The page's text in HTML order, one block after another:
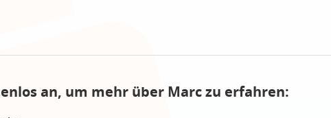
an, um mehr über Marc zu erfahren: